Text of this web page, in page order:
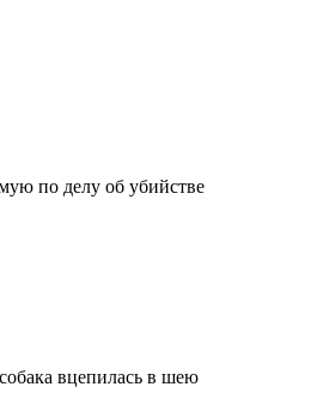
по делу об убийстве
вцепилась в шею